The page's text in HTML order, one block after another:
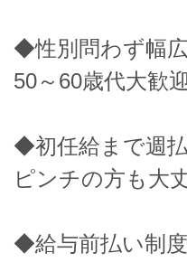
◆性別問わず幅
50～60歳代大歓
◆初任給まで週
ピンチの方も大
◆給与前払い制